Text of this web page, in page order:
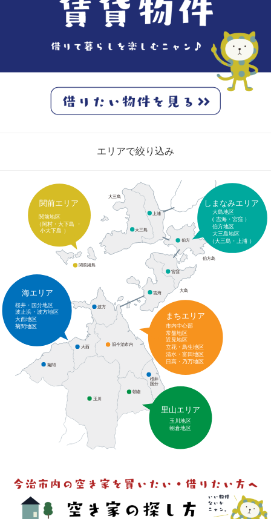
エリアで絞り込み
玉川
朝倉
旧今治市内
大西
菊間
波方
吉海
宮窪
伯方
大三島
上浦
関前諸島
桜井
国分
大三島
大島
伯方島
まちエリア
市内中心部
常盤地区
近見地区
立花・鳥生地区
清水・富田地区
日高・乃万地区
里山エリア
玉川地区
朝倉地区
海エリア
桜井・国分地区
波止浜・波方地区
大西地区
菊間地区
しまなみエリア
大島地区
( 吉海・宮窪 ）
伯方地区
大三島地区
（大三島・上浦 ）
関前地区
（岡村・大下島 ・
小大下島 ）
関前エリア